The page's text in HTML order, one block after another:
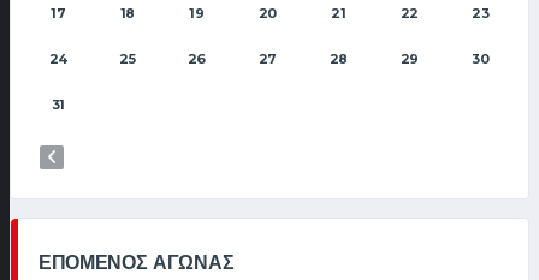
17 18 19 20 21 22 23
24 25 26 27 28 29 30
31
ΕΠΟΜΕΝΟΣ ΑΓΩΝΑΣ